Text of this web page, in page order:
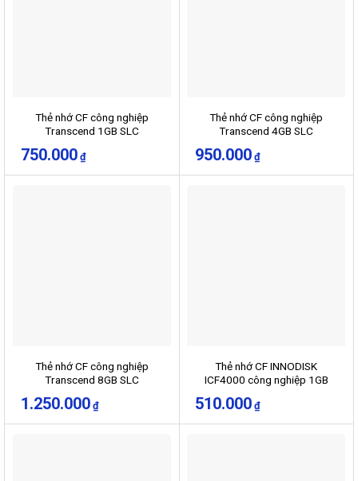
Thẻ nhớ CF công nghiệp
Transcend 1GB SLC
750.000 ₫
Thẻ nhớ CF công nghiệp
Transcend 4GB SLC
950.000 ₫
Thẻ nhớ CF công nghiệp
Transcend 8GB SLC
1.250.000 ₫
Thẻ nhớ CF INNODISK
ICF4000 công nghiệp 1GB
510.000 ₫